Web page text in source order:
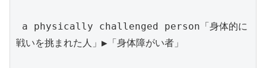
戦いを挑まれた人」▶︎「身体障がい者」